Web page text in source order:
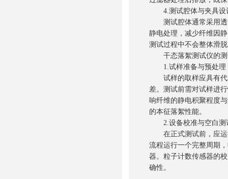
4.测试腔体与夹具设
测试腔体通常采用透
静电处理，减少纤维因
测试过程中不会整体滑
干态落絮测试仪的测
1.试样准备与预处理
试样的取样应具有代
差。测试前需对试样进
响纤维的静电积聚程度
的本征落絮性能。
2.设备校准与空白测
在正式测试前，应运
流程运行一个完整周期
器。粒子计数传感器的
确性。